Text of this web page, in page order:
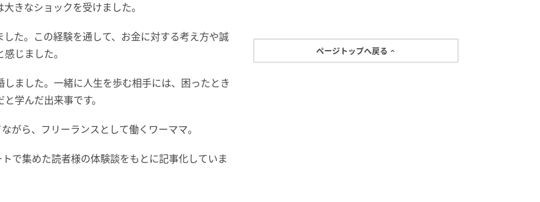
きなショックを受けました。
た。この経験を通して、お金に対する考え方や誠
じました。
ました。一緒に人生を歩む相手には、困ったとき
学んだ出来事です。
がら、フリーランスとして働くワーママ。
で集めた読者様の体験談をもとに記事化していま
ページトップへ戻る